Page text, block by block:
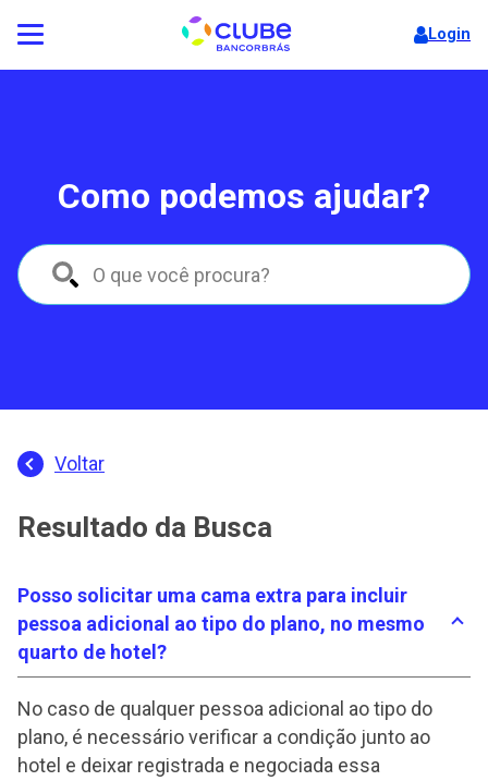
Login
Como podemos ajudar?
Voltar
Resultado da Busca
Posso solicitar uma cama extra para incluir
pessoa adicional ao tipo do plano, no mesmo
quarto de hotel?
No caso de qualquer pessoa adicional ao tipo do
plano, é necessário verificar a condição junto ao
hotel e deixar registrada e negociada essa